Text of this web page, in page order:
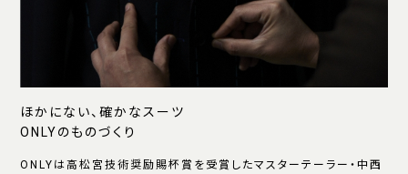
ほかにない、確かなスーツ
ONLYのものづくり
ONLYは高松宮技術奨励賜杯賞を受賞したマスターテーラー・中西